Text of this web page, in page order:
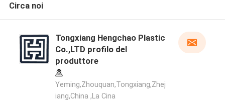
Circa noi
Tongxiang Hengchao Plastic
Co.,LTD profilo del
produttore
Yeming,Zhouquan,Tongxiang,Zhej
iang,China ,La Cina